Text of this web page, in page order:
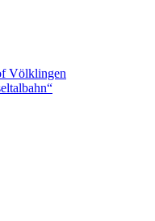
Völklingen